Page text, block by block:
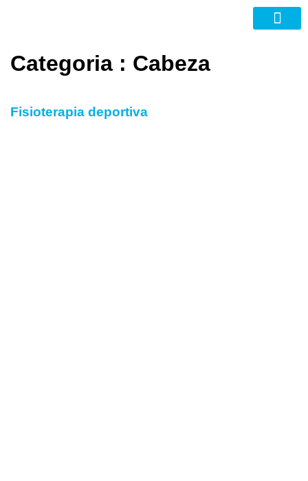
Categoria : Cabeza
Fisioterapia deportiva